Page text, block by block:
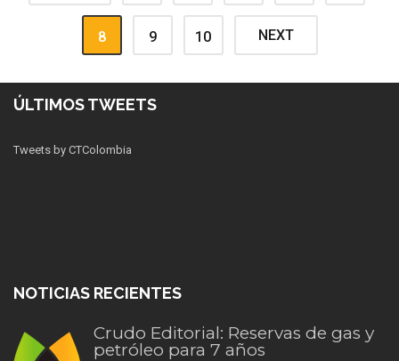
8 9 10 NEXT
ÚLTIMOS TWEETS
Tweets by CTColombia
NOTICIAS RECIENTES
Crudo Editorial: Reservas de gas y
petróleo para 7 años